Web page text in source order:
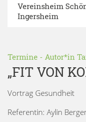
Vereinsheim
Ingersheim
Termine - Autor*in
„FIT VON
Vortrag Gesundheit
Referentin: Aylin